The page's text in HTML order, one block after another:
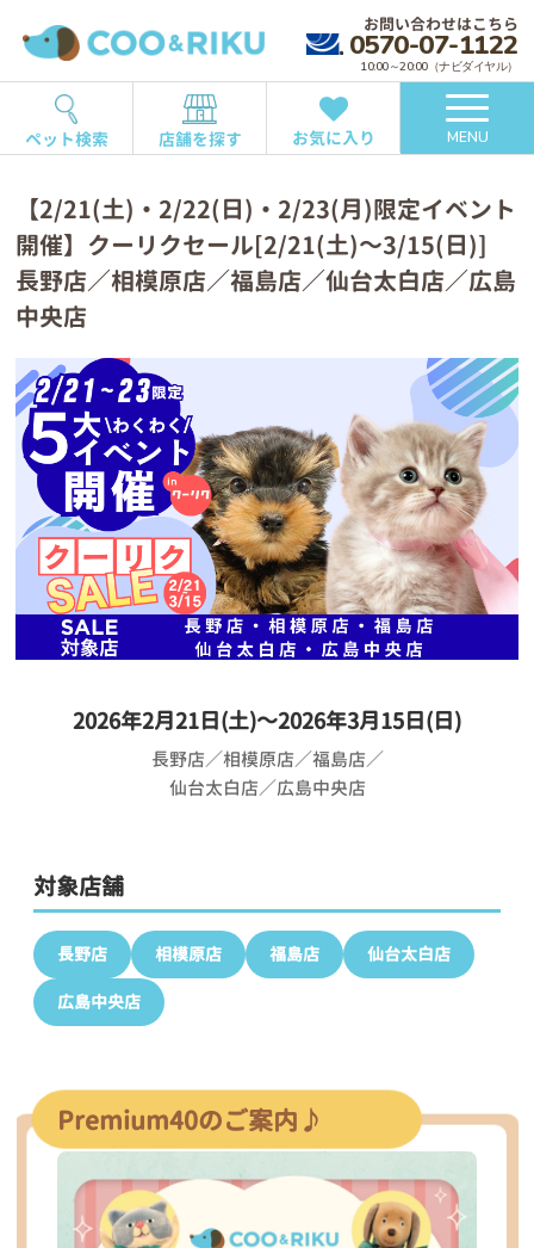
お問い合わせはこちら
0570-07-1122
10:00～20:00（ナビダイヤル）
ペット検索 店舗を探す お気に入り MENU
【2/21(土)・2/22(日)・2/23(月)限定イベント
開催】クーリクセール[2/21(土)～3/15(日)]
長野店／相模原店／福島店／仙台太白店／広島
中央店
2026年2月21日(土)～2026年3月15日(日)
長野店／相模原店／福島店／
仙台太白店／広島中央店
対象店舗
長野店 相模原店 福島店
仙台太白店
広島中央店
Premium40のご案内♪